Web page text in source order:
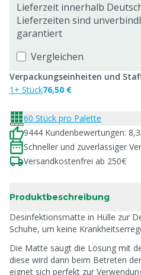
Lieferzeit innerhalb
Lieferzeiten sind
garantiert
Vergleichen
Verpackungseinheiten und
1+ Stück76,50 €
60 Stück pro Palette
9444 Kundenbewertungen:
Schneller und zuverlässiger
Versandkostenfrei ab 250€
Produktbeschreibung
Desinfektionsmatte in Hülle zur
Schuhe, um keine
Die Matte saugt die Lösung mit
diese wird dann beim Betreten
eignet sich perfekt zur